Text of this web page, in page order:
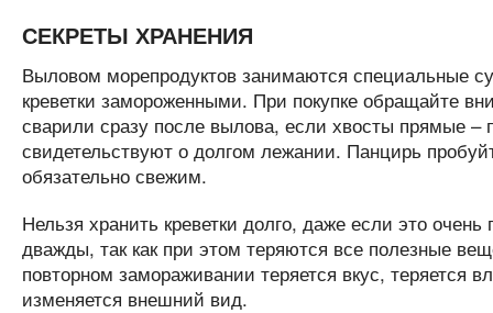
СЕКРЕТЫ ХРАНЕНИЯ
Выловом морепродуктов занимаются специальные
креветки замороженными. При покупке обращайте
сварили сразу после вылова, если хвосты прямые
свидетельствуют о долгом лежании. Панцирь
обязательно свежим.
Нельзя хранить креветки долго, даже если это
дважды, так как при этом теряются все полезные
повторном замораживании теряется вкус, теряется
изменяется внешний вид.